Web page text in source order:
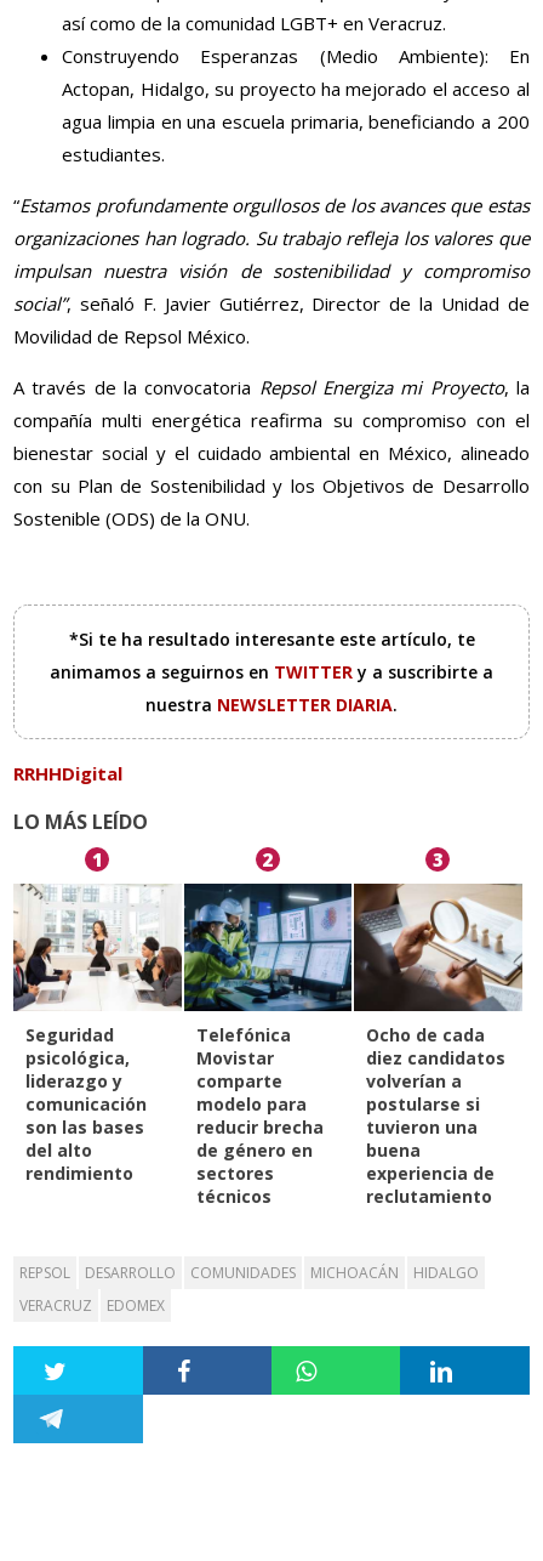
así como de la comunidad LGBT+ en Veracruz.
Construyendo Esperanzas (Medio Ambiente): En
Actopan, Hidalgo, su proyecto ha mejorado el acceso al
agua limpia en una escuela primaria, beneficiando a 200
estudiantes.
“Estamos profundamente orgullosos de los avances que estas
organizaciones han logrado. Su trabajo refleja los valores que
impulsan nuestra visión de sostenibilidad y compromiso
social”, señaló F. Javier Gutiérrez, Director de la Unidad de
Movilidad de Repsol México.
A través de la convocatoria Repsol Energiza mi Proyecto, la
compañía multi energética reafirma su compromiso con el
bienestar social y el cuidado ambiental en México, alineado
con su Plan de Sostenibilidad y los Objetivos de Desarrollo
Sostenible (ODS) de la ONU.
*Si te ha resultado interesante este artículo, te
animamos a seguirnos en TWITTERy a suscribirte a
nuestra NEWSLETTER DIARIA.
RRHHDigital
LO MÁS LEÍDO
1
Seguridad
psicológica,
liderazgo y
comunicación
son las bases
del alto
rendimiento
2
Telefónica
Movistar
comparte
modelo para
reducir brecha
de género en
sectores
técnicos
3
Ocho de cada
diez candidatos
volverían a
postularse si
tuvieron una
buena
experiencia de
reclutamiento
REPSOL DESARROLLO COMUNIDADES MICHOACÁN
HIDALGO
VERACRUZ
EDOMEX